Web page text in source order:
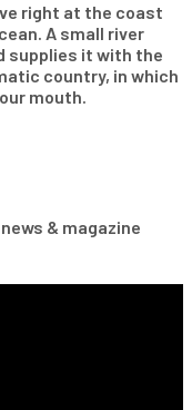
right at the coast
A small river
supplies it with the
country, in which
mouth.
& magazine